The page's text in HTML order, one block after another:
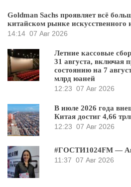
Goldman Sachs проявляет всё
китайском рынке искусственного
14:14 07 Авг 2026
Летние кассовые
31 августа, включая
состоянию на 7
млрд юаней
12:23 07 Авг 2026
В июле 2026 года
Китая достиг 4,66
12:23 07 Авг 2026
#ГОСТИ1024FM —
11:37 07 Авг 2026